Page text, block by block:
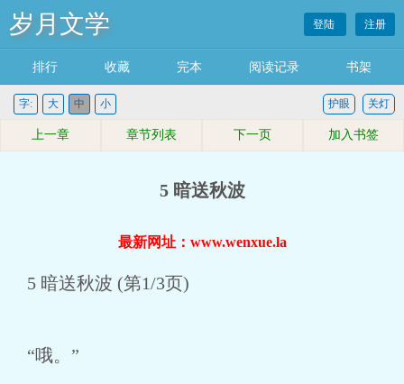
岁月文学 登陆 注册
排行 收藏 完本 阅读记录 书架
字: 大 中 小 关灯
护眼
上一章 章节列表 下一页 加入书签
5 暗送秋波
最新网址：www.wenxue.la
5 暗送秋波 (第1/3页)
“哦。”